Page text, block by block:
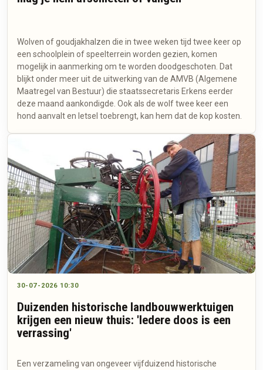
Wolven of goudjakhalzen die in twee weken tijd twee keer op
een schoolplein of speelterrein worden gezien, komen
mogelijk in aanmerking om te worden doodgeschoten. Dat
blijkt onder meer uit de uitwerking van de AMVB (Algemene
Maatregel van Bestuur) die staatssecretaris Erkens eerder
deze maand aankondigde. Ook als de wolf twee keer een
hond aanvalt en letsel toebrengt, kan hem dat de kop kosten.
30-07-2026 10:30
Duizenden historische landbouwwerktuigen
krijgen een nieuw thuis: 'Iedere doos is een
verrassing'
Een verzameling van ongeveer vijfduizend historische